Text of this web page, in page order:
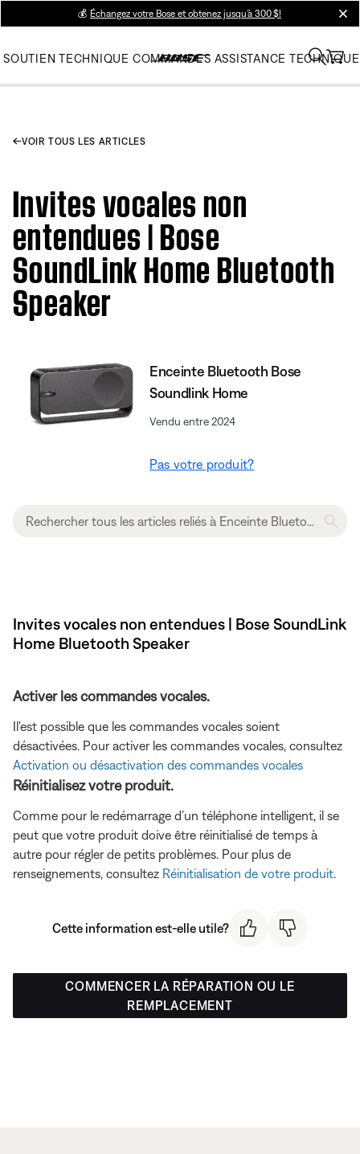
💰 Échangez votre Bose et obtenez jusqu’à 300 $!
SOUTIEN TECHNIQUE COMMANDES ASSISTANCE TECHNIQUE
VOIR TOUS LES ARTICLES
Invites vocales non
entendues | Bose
SoundLink Home Bluetooth
Speaker
Enceinte Bluetooth Bose
Soundlink Home
Vendu entre 2024
Pas votre produit?
Invites vocales non entendues | Bose SoundLink
Home Bluetooth Speaker
Activer les commandes vocales.
Il'est possible que les commandes vocales soient
désactivées. Pour activer les commandes vocales, consultez
Activation ou désactivation des commandes vocales
Réinitialisez votre produit.
Comme pour le redémarrage d’un téléphone intelligent, il se
peut que votre produit doive être réinitialisé de temps à
autre pour régler de petits problèmes. Pour plus de
renseignements, consultez Réinitialisation de votre produit
Cette information est-elle utile?
COMMENCER LA RÉPARATION OU LE
REMPLACEMENT